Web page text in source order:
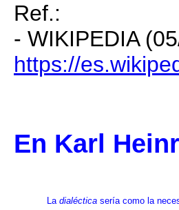
Ref.:
- WIKIPEDIA
https://
En Karl
La dialéctica sería como la